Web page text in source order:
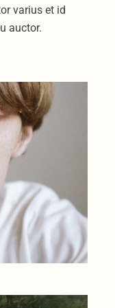
varius et id
auctor.